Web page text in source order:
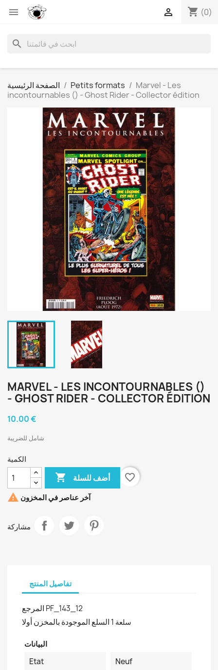
 shopping_cart (0)

search
الصفحة الرئيسية Petits formats
Marvel - Les
incontournables () - Ghost Rider - Collector édition
MARVEL - LES INCONTOURNABLES ()
- GHOST RIDER - COLLECTOR ÉDITION
10.00 €
شامل للضريبة
الكمية
 أضف للسلة
favorite_border
 آخر عناصر في المخزون
مشاركة
تفاصيل المنتج
المرجع PF_143_12
السلع الموجودة بالمخزن أولا 1 سلعة
البيانات
Etat
Neuf